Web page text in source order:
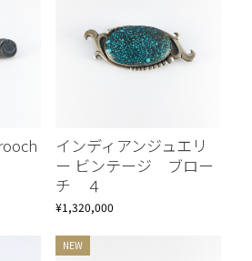
インディアンジュエリ
ー ビンテージ ブロー
チ ４
¥1,320,000